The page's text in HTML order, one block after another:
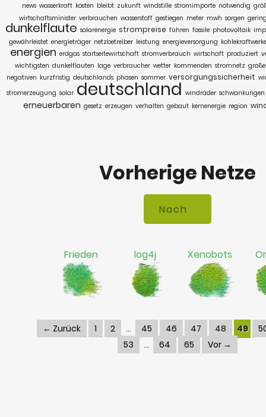
news wasserkraft kosten bleibt zukunft windstille stromimporte notwendig
wirtschaftsminister verbrauchen wasserstoff gestiegen meter mwh sorgen
dunkelflaute solarenergie strompreise führen fossile photovoltaik
gewährleistet energieträger netzbetreiber leistung energieversorgung kohlekraftwerke
energien erdgas startseitewirtschaft stromverbrauch wirtschaft produziert
wichtigsten dunkelflauten lage verbraucher wetter kommenden stromnetz
negativen kurzfristig deutschlands phasen sommer versorgungssicherheit
stromerzeugung solar deutschland windräder schwankungen
erneuerbaren gesetz erzeugen verhalten gebaut kernenergie region
Vorherige Netze
Frieden log4j Xenobots
← Zurück 1 2 45 46 47 48 49
53
64 65 Vor →